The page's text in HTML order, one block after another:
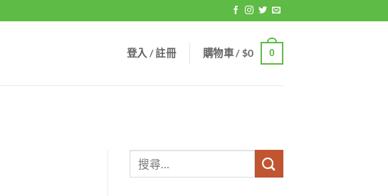
登入 / 註冊 購物車 /$0 0